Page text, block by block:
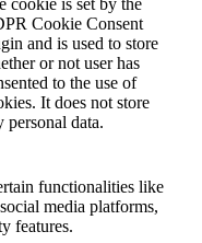
cookie is set by the
Cookie Consent
and is used to store
or not user has
to the use of
It does not store
personal data.
functionalities like
media platforms,
features.